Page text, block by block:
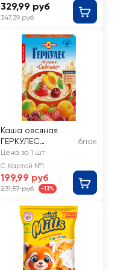
329,99 руб
347,39 руб
Каша овсяная
ГЕРКУЛЕС
Ассорти
Садовое, 6х35г
6пак
Цена за 1 шт
С Картой №1
199,99 руб
231,57 руб -13%